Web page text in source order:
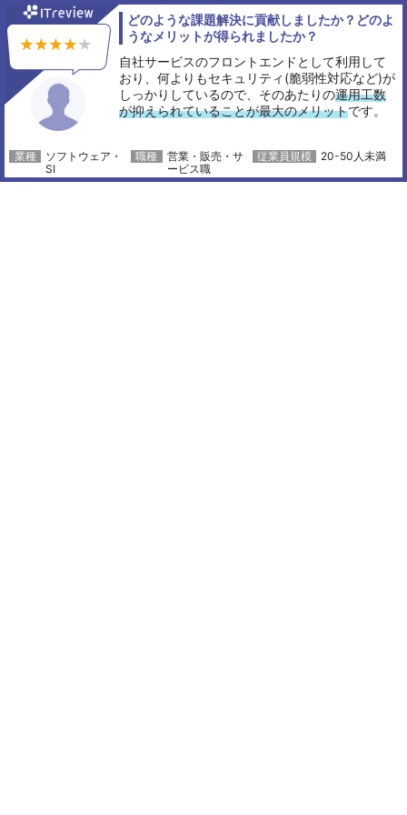
どのような課題解決に貢献しましたか？どのよ
うなメリットが得られましたか？
自社サービスのフロントエンドとして利用して
おり、何よりもセキュリティ(脆弱性対応など)が
しっかりしているので、そのあたりの運用工数
が抑えられていることが最大のメリットです。
ソフトウェア・
SI
営業・販売・サ
ービス職
20-50人未満